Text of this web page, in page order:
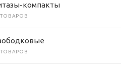
компакты
ТОВАРОВ
ТОВАРОВ